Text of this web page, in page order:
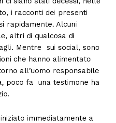
i racconti dei presenti
rapidamente. Alcuni
altri di qualcosa di
Mentre sui social, sono
che hanno alimentato
all’uomo responsabile
poco fa una testimone ha
immediatamente a